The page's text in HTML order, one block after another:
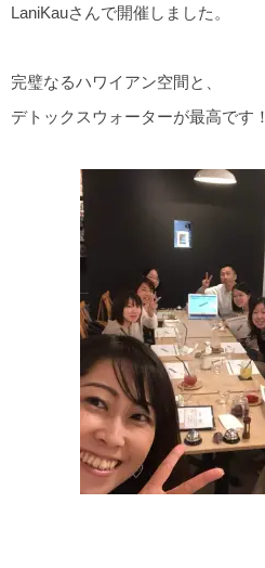
LaniKauさんで開催しました。
完璧なるハワイアン空間と、
デトックスウォーターが最高です！